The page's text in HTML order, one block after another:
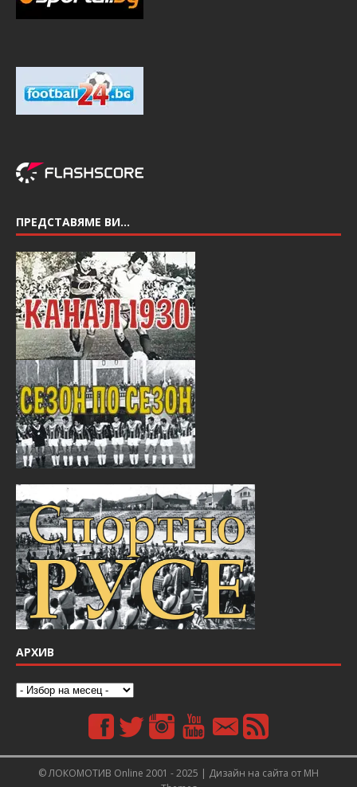
ПРЕДСТАВЯМЕ ВИ…
АРХИВ
© ЛОКОМОТИВ Online 2001 - 2025 | Дизайн на сайта от MH